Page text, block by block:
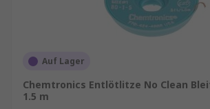
Auf Lager
Chemtronics Entlötlitze No Clean
1.5 m